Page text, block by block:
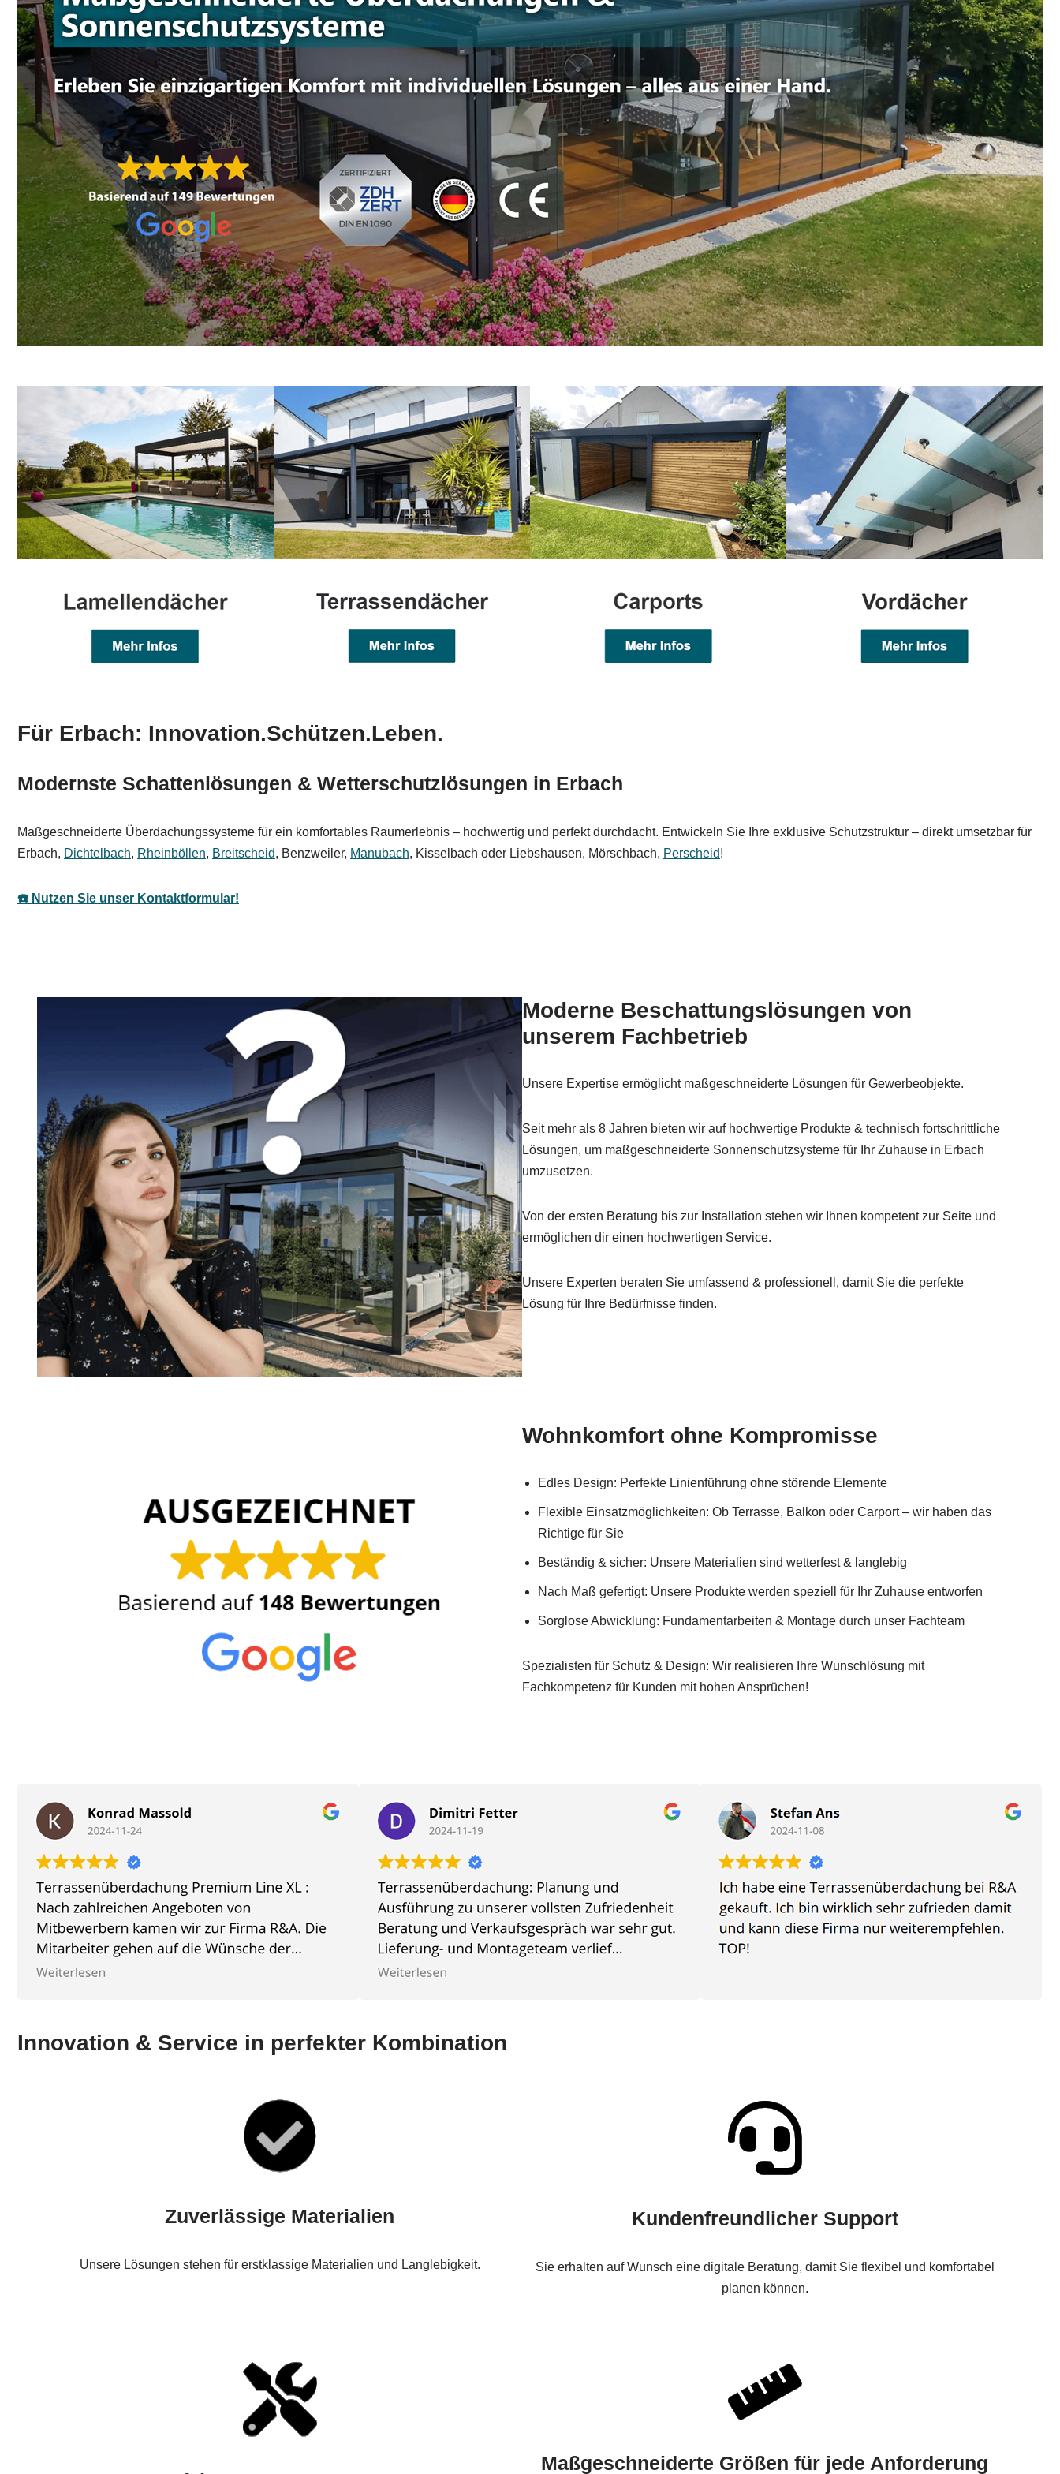
Für Erbach: Innovation.Schützen.Leben.
Modernste Schattenlösungen & Wetterschutzlösungen in Erbach
Maßgeschneiderte Überdachungssysteme für ein komfortables Raumerlebnis – hochwertig und perfekt durchdacht. Entwickeln Sie Ihre exklusive Schutzstruktur – direkt umsetzbar für
Erbach, Dichtelbach, Rheinböllen, Breitscheid, Benzweiler, Manubach, Kisselbach oder Liebshausen, Mörschbach, Perscheid!
☎️ Nutzen Sie unser Kontaktformular!
Moderne Beschattungslösungen von
unserem Fachbetrieb
Unsere Expertise ermöglicht maßgeschneiderte Lösungen für Gewerbeobjekte.
Seit mehr als 8 Jahren bieten wir auf hochwertige Produkte & technisch fortschrittliche
Lösungen, um maßgeschneiderte Sonnenschutzsysteme für Ihr Zuhause in Erbach
umzusetzen.
Von der ersten Beratung bis zur Installation stehen wir Ihnen kompetent zur Seite und
ermöglichen dir einen hochwertigen Service.
Unsere Experten beraten Sie umfassend & professionell, damit Sie die perfekte
Lösung für Ihre Bedürfnisse finden.
Wohnkomfort ohne Kompromisse
Edles Design: Perfekte Linienführung ohne störende Elemente
Flexible Einsatzmöglichkeiten: Ob Terrasse, Balkon oder Carport – wir haben das
Richtige für Sie
Beständig & sicher: Unsere Materialien sind wetterfest & langlebig
Nach Maß gefertigt: Unsere Produkte werden speziell für Ihr Zuhause entworfen
Sorglose Abwicklung: Fundamentarbeiten & Montage durch unser Fachteam
Spezialisten für Schutz & Design: Wir realisieren Ihre Wunschlösung mit
Fachkompetenz für Kunden mit hohen Ansprüchen!
Innovation & Service in perfekter Kombination
Zuverlässige Materialien
Unsere Lösungen stehen für erstklassige Materialien und Langlebigkeit.
Kundenfreundlicher Support
Sie erhalten auf Wunsch eine digitale Beratung, damit Sie flexibel und komfortabel
planen können.
Maßgeschneiderte Größen für jede Anforderung